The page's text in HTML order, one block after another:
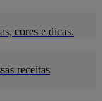
cores e dicas.
receitas